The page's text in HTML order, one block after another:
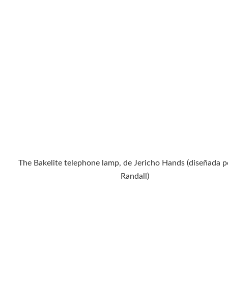
The Bakelite telephone lamp, de Jericho Hands (diseñada
Randall)